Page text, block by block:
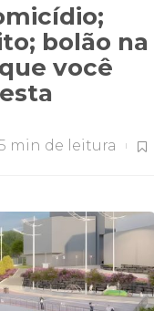
bolão na
você
min de leitura